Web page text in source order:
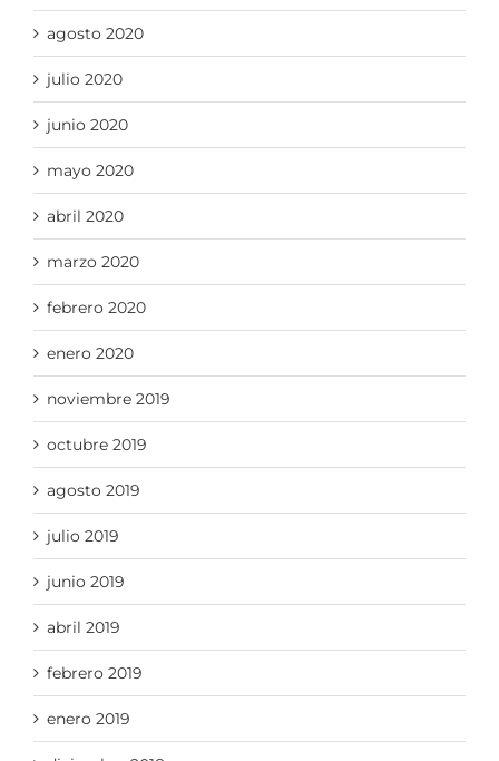
agosto 2020
julio 2020
junio 2020
mayo 2020
abril 2020
marzo 2020
febrero 2020
enero 2020
noviembre 2019
octubre 2019
agosto 2019
julio 2019
junio 2019
abril 2019
febrero 2019
enero 2019